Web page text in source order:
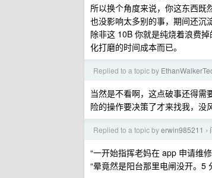
所以换个角度来说，你这东西
也没影响太多别的事，期间还沉
除非这 10B 你就是纯烧着浪费
化打磨的时间成本而已。
Replied to a topic by
当然是不看啊，这点破事还得需
险的操作要决策了才来找我，没
Replied to a topic byerwin985211 ›
“一开始指挥老妈在 app 申请维
“晕竟然是阳台那里电闸没开。5